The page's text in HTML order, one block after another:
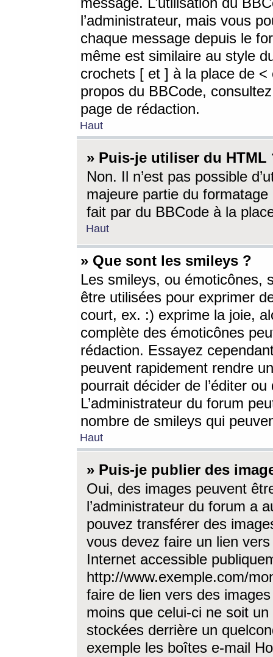
l’administrateur, mais vous
chaque message depuis le
même est similaire au style
crochets [ et ] à la place de <
propos du BBCode,
page de rédaction.
Haut
» Puis-je utiliser du HTML
Non. Il n’est pas possible
majeure partie du
fait par du BBCode à la
Haut
» Que sont les smileys ?
Les smileys, ou émoticônes,
être utilisées pour exprimer
court, ex. :) exprime la joie,
complète des émoticônes
rédaction. Essayez
peuvent rapidement rendre
pourrait décider de l’éditer
L’administrateur du forum
nombre de smileys qui
Haut
» Puis-je publier des
Oui, des images peuvent
l’administrateur du forum a
pouvez transférer des
vous devez faire un lien
Internet accessible
http://www.exemple.com/
faire de lien vers des
moins que celui-ci ne soit
stockées derrière un
exemple les boîtes e-mail